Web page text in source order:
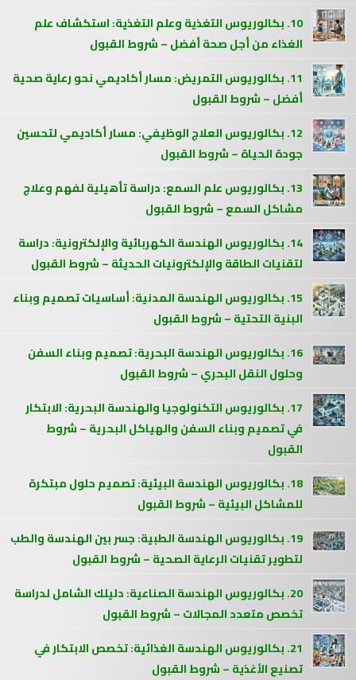
10. بكالوريوس التغذية وعلم التغذية: استكشاف علم
الغذاء من أجل صحة أفضل – شروط القبول
11. بكالوريوس التمريض: مسار أكاديمي نحو رعاية صحية
أفضل – شروط القبول
12. بكالوريوس العلاج الوظيفي: مسار أكاديمي لتحسين
جودة الحياة – شروط القبول
13. بكالوريوس علم السمع: دراسة تأهيلية لفهم وعلاج
مشاكل السمع – شروط القبول
14. بكالوريوس الهندسة الكهربائية والإلكترونية: دراسة
لتقنيات الطاقة والإلكترونيات الحديثة – شروط القبول
15. بكالوريوس الهندسة المدنية: أساسيات تصميم وبناء
البنية التحتية – شروط القبول
16. بكالوريوس الهندسة البحرية: تصميم وبناء السفن
وحلول النقل البحري – شروط القبول
17. بكالوريوس التكنولوجيا والهندسة البحرية: الابتكار
في تصميم وبناء السفن والهياكل البحرية – شروط
القبول
18. بكالوريوس الهندسة البيئية: تصميم حلول مبتكرة
للمشاكل البيئية – شروط القبول
19. بكالوريوس الهندسة الطبية: جسر بين الهندسة والطب
لتطوير تقنيات الرعاية الصحية – شروط القبول
20. بكالوريوس الهندسة الصناعية: دليلك الشامل لدراسة
تخصص متعدد المجالات – شروط القبول
21. بكالوريوس الهندسة الغذائية: تخصص الابتكار في
تصنيع الأغذية – شروط القبول